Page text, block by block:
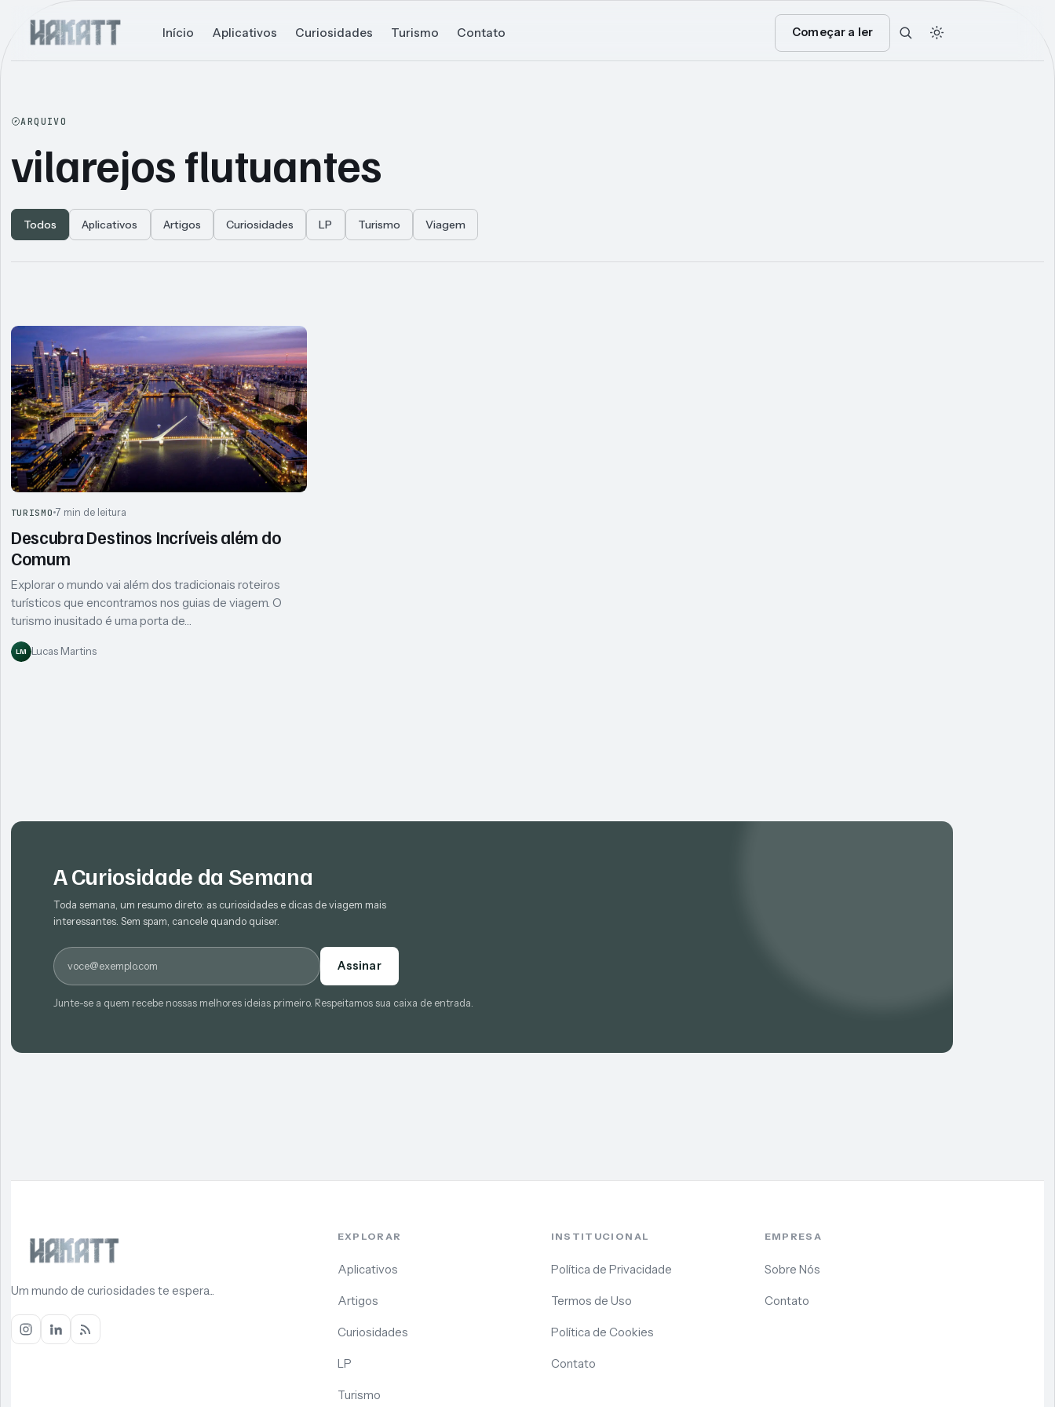
Início Aplicativos Curiosidades Turismo Contato Começar a ler
ARQUIVO
vilarejos flutuantes
Todos Aplicativos Artigos Curiosidades LP Turismo Viagem
Articles
TURISMO 7 min de leitura
Descubra Destinos Incríveis além do
Comum
Explorar o mundo vai além dos tradicionais roteiros
turísticos que encontramos nos guias de viagem. O
turismo inusitado é uma porta de…
LM Lucas Martins
A Curiosidade da Semana
Toda semana, um resumo direto: as curiosidades e dicas de viagem mais
interessantes. Sem spam, cancele quando quiser.
E-mail
Assinar
Junte-se a quem recebe nossas melhores ideias primeiro. Respeitamos sua caixa de entrada.
Um mundo de curiosidades te espera...
EXPLORAR
Aplicativos
Artigos
Curiosidades
LP
Turismo
INSTITUCIONAL
Política de Privacidade
Termos de Uso
Política de Cookies
Contato
EMPRESA
Sobre Nós
Contato